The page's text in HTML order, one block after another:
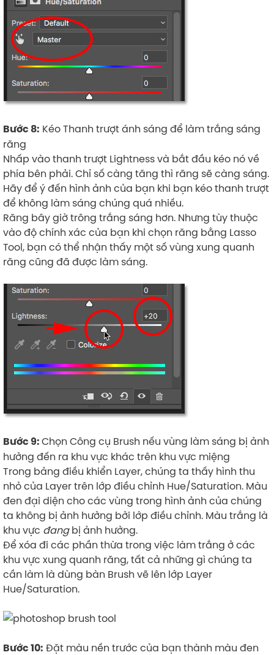
Bước 8: Kéo Thanh trượt ánh sáng để làm trắng sáng
răng
Nhấp vào thanh trượt Lightness và bắt đầu kéo nó về
phía bên phải. Chỉ số càng tăng thì răng sẽ càng sáng.
Hãy để ý đến hình ảnh của bạn khi bạn kéo thanh trượt
để không làm sáng chúng quá nhiều.
Răng bây giờ trông trắng sáng hơn. Nhưng tùy thuộc
vào độ chính xác của bạn khi chọn răng bằng Lasso
Tool, bạn có thể nhận thấy một số vùng xung quanh
răng cũng đã được làm sáng.
Bước 9:Chọn Công cụ Brush nếu vùng làm sáng bị ảnh
hưởng đến ra khu vực khác trên khu vực miệng
Trong bảng điều khiển Layer, chúng ta thấy hình thu
nhỏ của Layer trên lớp điều chỉnh Hue/Saturation. Màu
đen đại diện cho các vùng trong hình ảnh của chúng
ta không bị ảnh hưởng bởi lớp điều chỉnh. Màu trắng là
khu vực đangbị ảnh hưởng.
Để xóa đi các phần thừa trong việc làm trắng ở các
khu vực xung quanh răng, tất cả những gì chúng ta
cần làm là dùng bàn Brush vẽ lên lớp Layer
Hue/Saturation.
Bước 10: Đặt màu nền trước của bạn thành màu đen